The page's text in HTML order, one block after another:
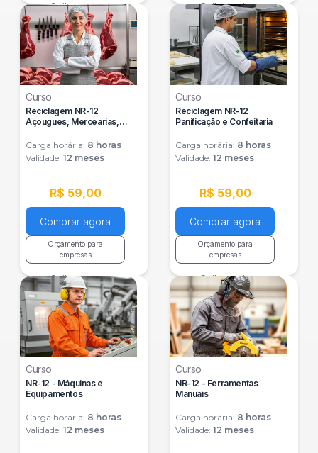
Saiba mais Saiba mais
Curso
Reciclagem NR-12
Açougues, Mercearias,
Carga horária: 8 horas
Validade: 12 meses
R$ 59,00
Comprar agora
Orçamento para
empresas
Saiba mais
Curso
Reciclagem NR-12
Panificação e Confeitaria
Carga horária: 8 horas
Validade: 12 meses
R$ 59,00
Comprar agora
Orçamento para
empresas
Saiba mais
Curso
NR-12 - Máquinas e
Equipamentos
Carga horária: 8 horas
Validade: 12 meses
Curso
NR-12 - Ferramentas
Manuais
Carga horária: 8 horas
Validade: 12 meses